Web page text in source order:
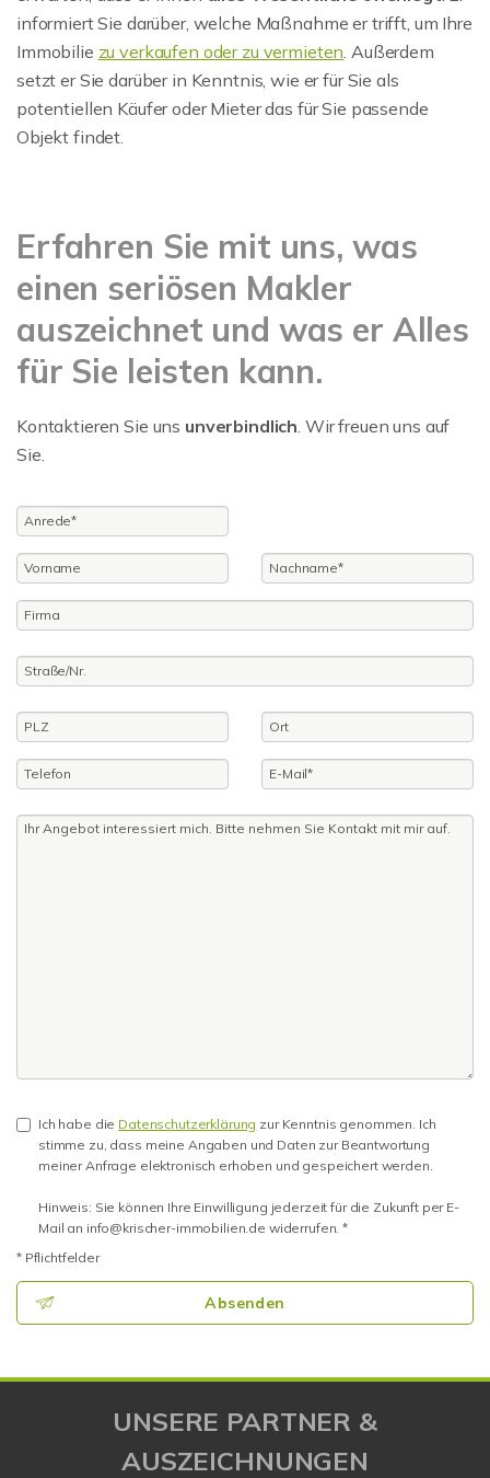
informiert Sie darüber, welche Maßnahme er trifft, um Ihre
Immobilie zu verkaufen oder zu vermieten . Außerdem
setzt er Sie darüber in Kenntnis, wie er für Sie als
potentiellen Käufer oder Mieter das für Sie passende
Objekt findet.
Erfahren Sie mit uns, was
einen seriösen Makler
auszeichnet und was er Alles
für Sie leisten kann.
Kontaktieren Sie uns unverbindlich . Wir freuen uns auf
Sie.
Ich habe die Datenschutzerklärung zur Kenntnis genommen. Ich
stimme zu, dass meine Angaben und Daten zur Beantwortung
meiner Anfrage elektronisch erhoben und gespeichert werden.
Hinweis: Sie können Ihre Einwilligung jederzeit für die Zukunft per E-
Mail an info@krischer-immobilien.de widerrufen. *
* Pflichtfelder
Absenden
UNSERE PARTNER &
AUSZEICHNUNGEN